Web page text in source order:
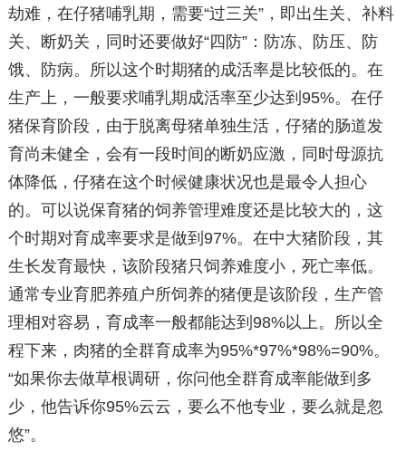
劫难，在仔猪哺乳期，需要“过三关”，即出生关、补料
关、断奶关，同时还要做好“四防”：防冻、防压、防
饿、防病。所以这个时期猪的成活率是比较低的。在
生产上，一般要求哺乳期成活率至少达到95%。在仔
猪保育阶段，由于脱离母猪单独生活，仔猪的肠道发
育尚未健全，会有一段时间的断奶应激，同时母源抗
体降低，仔猪在这个时候健康状况也是最令人担心
的。可以说保育猪的饲养管理难度还是比较大的，这
个时期对育成率要求是做到97%。在中大猪阶段，其
生长发育最快，该阶段猪只饲养难度小，死亡率低。
通常专业育肥养殖户所饲养的猪便是该阶段，生产管
理相对容易，育成率一般都能达到98%以上。所以全
程下来，肉猪的全群育成率为95%*97%*98%=90%。
“如果你去做草根调研，你问他全群育成率能做到多
少，他告诉你95%云云，要么不他专业，要么就是忽
悠”。